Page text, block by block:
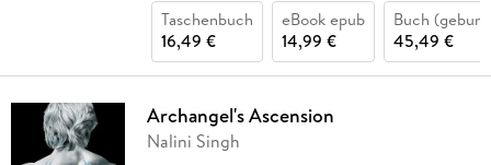
Taschenbuch
16,49 €
eBook epub
14,99 €
Buch
45,49 €
Archangel's Ascension
Nalini Singh